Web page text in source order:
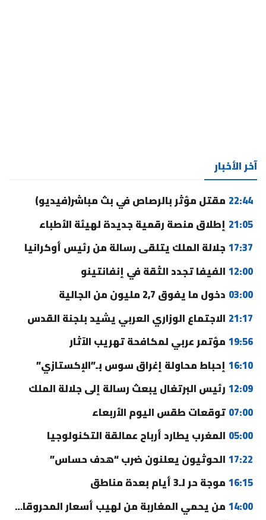
آخر الأخبار
22:44 مقتل مؤثر بالرصاص في بث مباشر(فيديو)
21:05 إطلاق منصة رقمية جديدة لهيئة الأطباء
17:37 جلالة الملك يتلقى رسالة من رئيس أوكرانيا
12:00 الفيفا تجدد الثقة في إنفانتينو
03:00 دخول ما يفوق 2,7 مليون من الجالية
21:17 الاجتماع الوزاري العربي يشيد بلجنة القدس
19:56 مؤتمر عربي لمكافحة تهريب الآثار
16:10 إحباط محاولة إغراق سوس بـ”الإكستازي”
12:09 رئيس البرتغال يبعث رسالة إلى جلالة الملك
07:00 توقعات طقس اليوم الأربعاء
05:00 المغرب يطارد أرباح عمالقة التكنولوجيا
17:22 الحوثيون يعلنون ضرب “هدف حساس”
16:15 موجة حر لـ3 أيام بعدة مناطق
14:00 من يحمي المغاربة من لهيب أسعار المحروقات؟